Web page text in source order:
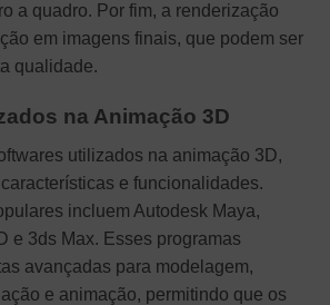
a quadro. Por fim, a renderização
em imagens finais, que podem ser
qualidade.
na Animação 3D
utilizados na animação 3D,
e funcionalidades.
incluem Autodesk Maya,
e 3ds Max. Esses programas
avançadas para modelagem,
e animação, permitindo que os